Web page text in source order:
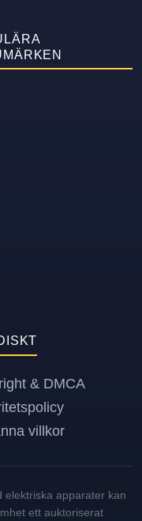
& DMCA
villkor
elektriska apparater kan
ett auktoriserat